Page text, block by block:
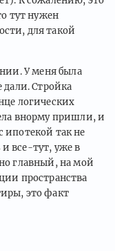
тут нужен
для такой
У меня была
дали. Стройка
логических
внорму пришли, и
ипотекой так не
все-тут, уже в
главный, на мой
пространства
это факт